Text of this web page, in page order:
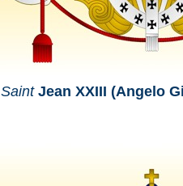
SaintJean XXIII (Angelo